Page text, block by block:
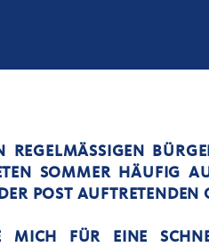
REGELMÄSSIGEN
SOMMER HÄUFIG
POST AUFTRETENDEN
MICH FÜR EINE